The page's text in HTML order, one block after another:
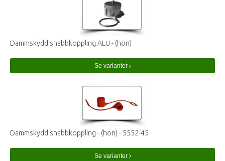
Dammskydd snabbkoppling ALU - (hon)
Se varianter
Dammskydd snabbkoppling - (hon) - 5552-45
Se varianter